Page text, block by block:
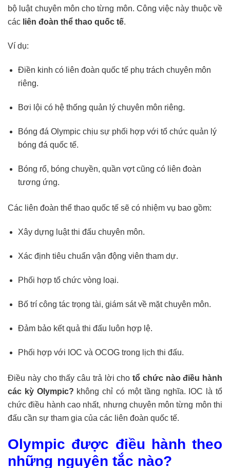
bộ luật chuyên môn cho từng môn. Công việc này thuộc về
các liên đoàn thể thao quốc tế.
Ví dụ:
Điền kinh có liên đoàn quốc tế phụ trách chuyên môn
riêng.
Bơi lội có hệ thống quản lý chuyên môn riêng.
Bóng đá Olympic chịu sự phối hợp với tổ chức quản lý
bóng đá quốc tế.
Bóng rổ, bóng chuyền, quần vợt cũng có liên đoàn
tương ứng.
Các liên đoàn thể thao quốc tế sẽ có nhiệm vụ bao gồm:
Xây dựng luật thi đấu chuyên môn.
Xác định tiêu chuẩn vận động viên tham dự.
Phối hợp tổ chức vòng loại.
Bố trí công tác trọng tài, giám sát về mặt chuyên môn.
Đảm bảo kết quả thi đấu luôn hợp lệ.
Phối hợp với IOC và OCOG trong lịch thi đấu.
Điều này cho thấy câu trả lời cho tổ chức nào điều hành
các kỳ Olympic? không chỉ có một tầng nghĩa. IOC là tổ
chức điều hành cao nhất, nhưng chuyên môn từng môn thi
đấu cần sự tham gia của các liên đoàn quốc tế.
Olympic được điều hành theo
những nguyên tắc nào?